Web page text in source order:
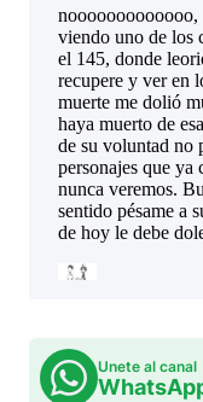
Unete al canal